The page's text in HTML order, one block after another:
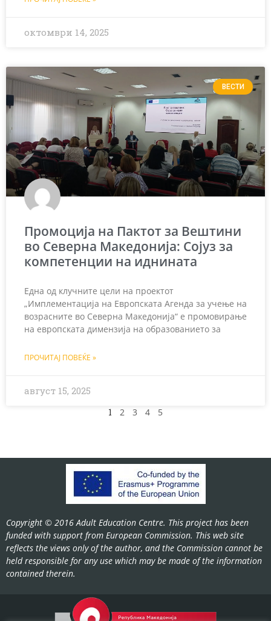
октомври 14, 2025
ВЕСТИ
Промоција на Пактот за Вештини
во Северна Македонија: Сојуз за
компетенции на иднината
Една од клучните цели на проектот
„Имплементација на Европската Агенда за учење на
возрасните во Северна Македонија“ е промовирање
на европската димензија на образованието за
ПРОЧИТАЈ ПОВЕЌЕ »
август 15, 2025
1 2 3 4 5
Copyright © 2016 Adult Education Centre. This project has been
funded with support from European Commission. This web site
reflects the views only of the author, and the Commission cannot be
held responsible for any use which may be made of the information
contained therein.